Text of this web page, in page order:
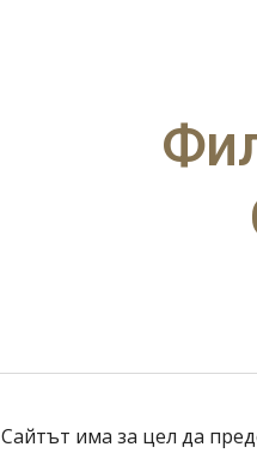
Сайтът има за цел да